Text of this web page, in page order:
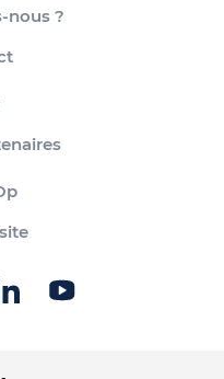
nous ?